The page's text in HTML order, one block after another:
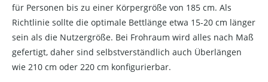
für Personen bis zu einer Körpergröße von 185 cm. Als
Richtlinie sollte die optimale Bettlänge etwa 15-20 cm länger
sein als die Nutzergröße. Bei Frohraum wird alles nach Maß
gefertigt, daher sind selbstverständlich auch Überlängen
wie 210 cm oder 220 cm konfigurierbar.